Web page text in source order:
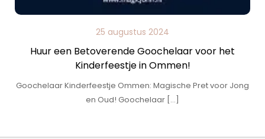
25 augustus 2024
Huur een Betoverende Goochelaar voor het
Kinderfeestje in Ommen!
Goochelaar Kinderfeestje Ommen: Magische Pret voor Jong
en Oud! Goochelaar […]